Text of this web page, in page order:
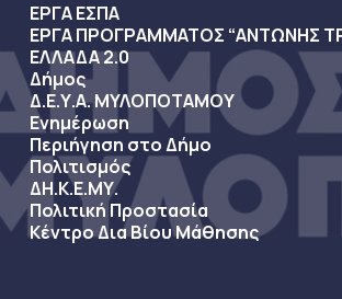
ΕΡΓΑ ΕΣΠΑ
ΕΡΓΑ ΠΡΟΓΡΑΜΜΑΤΟΣ “ΑΝΤΩΝΗΣ
ΕΛΛΑΔΑ 2.0
Δήμος
Δ.Ε.Υ.Α. ΜΥΛΟΠΟΤΑΜΟΥ
Ενημέρωση
Περιήγηση στο Δήμο
Πολιτισμός
ΔΗ.Κ.Ε.ΜΥ.
Πολιτική Προστασία
Κέντρο Δια Βίου Μάθησης